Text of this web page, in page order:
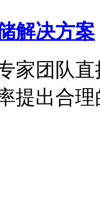
解决方案
家团队
提出合